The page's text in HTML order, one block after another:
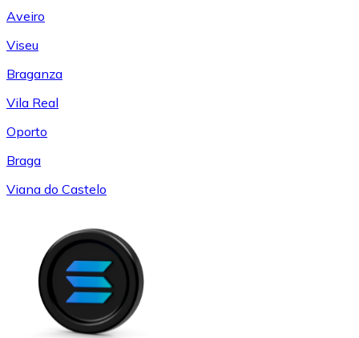
Aveiro
Viseu
Braganza
Vila Real
Oporto
Braga
Viana do Castelo